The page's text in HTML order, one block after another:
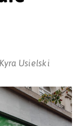
Kyra Usielski